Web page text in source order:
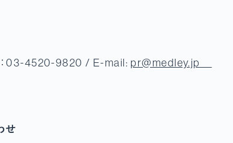
03-4520-9820 / E-mail: pr@medley.jp
せ